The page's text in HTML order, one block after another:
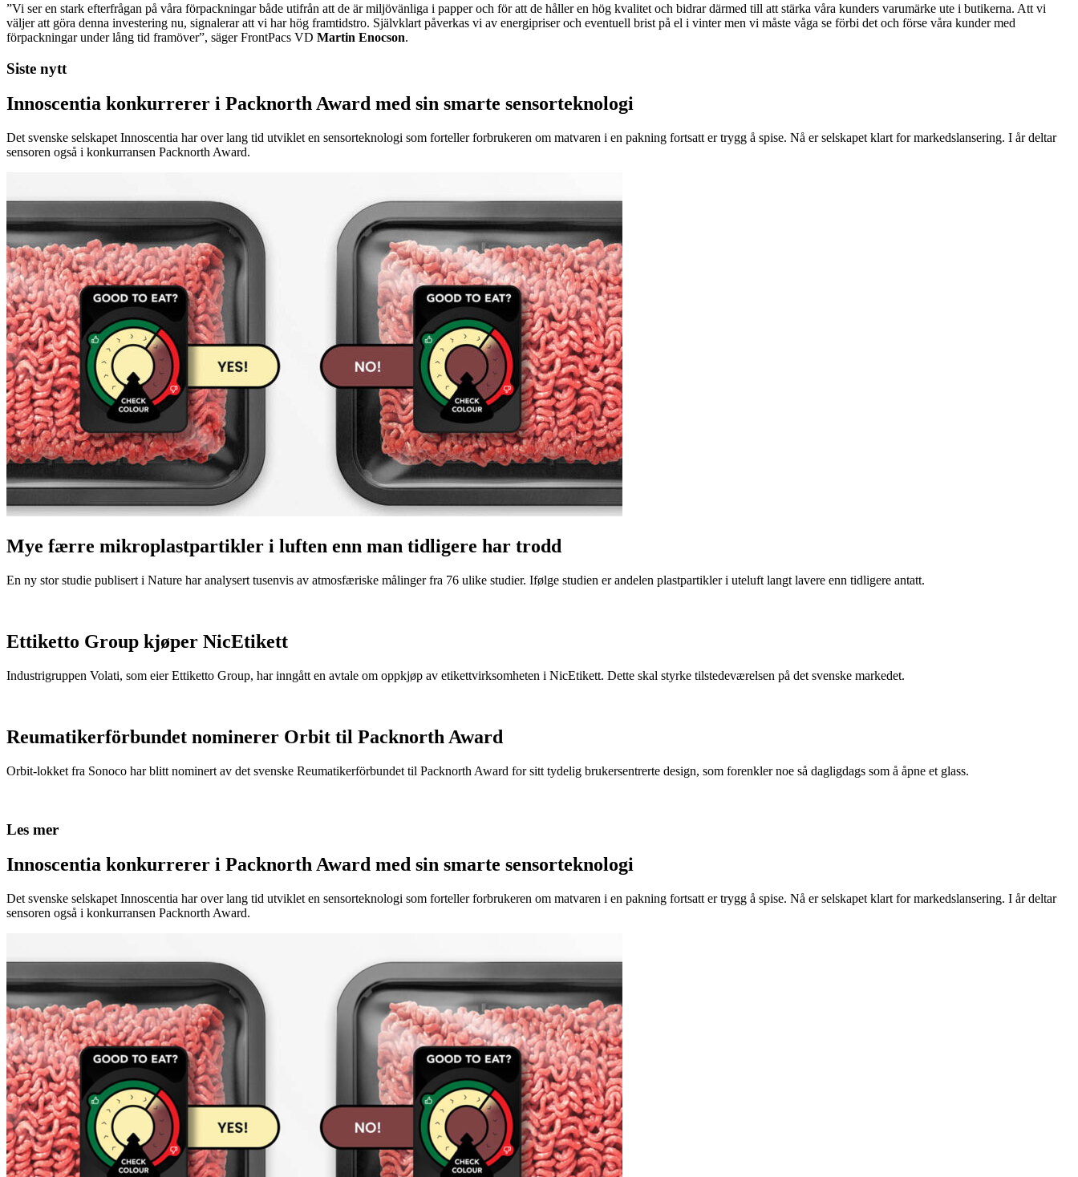
”Vi ser en stark efterfrågan på våra förpackningar både utifrån att de är miljövänliga i papper och för att de håller en hög kvalitet och bidrar därmed till att stärka våra kunders varumärke ute i butikerna. Att vi
väljer att göra denna investering nu, signalerar att vi har hög framtidstro. Självklart påverkas vi av energipriser och eventuell brist på el i vinter men vi måste våga se förbi det och förse våra kunder med
förpackningar under lång tid framöver”, säger FrontPacs VD Martin Enocson.
Siste nytt
Innoscentia konkurrerer i Packnorth Award med sin smarte sensorteknologi
Det svenske selskapet Innoscentia har over lang tid utviklet en sensorteknologi som forteller forbrukeren om matvaren i en pakning fortsatt er trygg å spise. Nå er selskapet klart for markedslansering. I år deltar
sensoren også i konkurransen Packnorth Award.
Mye færre mikroplastpartikler i luften enn man tidligere har trodd
En ny stor studie publisert i Nature har analysert tusenvis av atmosfæriske målinger fra 76 ulike studier. Ifølge studien er andelen plastpartikler i uteluft langt lavere enn tidligere antatt.
Ettiketto Group kjøper NicEtikett
Industrigruppen Volati, som eier Ettiketto Group, har inngått en avtale om oppkjøp av etikettvirksomheten i NicEtikett. Dette skal styrke tilstedeværelsen på det svenske markedet.
Reumatikerförbundet nominerer Orbit til Packnorth Award
Orbit-lokket fra Sonoco har blitt nominert av det svenske Reumatikerförbundet til Packnorth Award for sitt tydelig brukersentrerte design, som forenkler noe så dagligdags som å åpne et glass.
Les mer
Innoscentia konkurrerer i Packnorth Award med sin smarte sensorteknologi
Det svenske selskapet Innoscentia har over lang tid utviklet en sensorteknologi som forteller forbrukeren om matvaren i en pakning fortsatt er trygg å spise. Nå er selskapet klart for markedslansering. I år deltar
sensoren også i konkurransen Packnorth Award.